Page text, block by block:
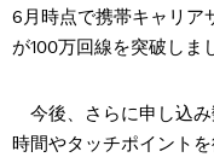
6月時点で携帯キャリア
が100万回線を突破しま
今後、さらに申し込み
時間やタッチポイントを